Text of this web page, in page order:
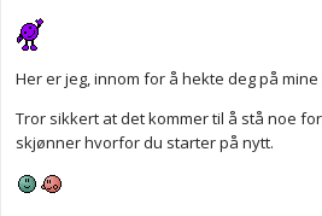
Her er jeg, innom for å hekte deg på mine
Tror sikkert at det kommer til å stå noe
skjønner hvorfor du starter på nytt.